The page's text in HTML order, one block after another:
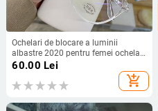
Ochelari de blocare a luminii
albastre 2020 pentru femei ochelari
de vedere supradimensionați
ochelari de computer anti lumină
albastră pentru bărbați ochelari de
60.00 Lei
add_shopping_cart